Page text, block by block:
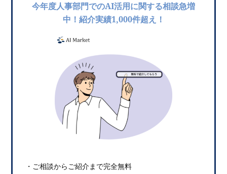
今年度人事部門でのAI活用に関する相談急増
中！紹介実績1,000件超え！
・ご相談からご紹介まで完全無料